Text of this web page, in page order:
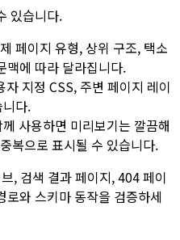
있습니다.
페이지 유형, 상위 구조, 택소
맥에 따라 달라집니다.
지정 CSS, 주변 페이지 레이
다.
사용하면 미리보기는 깔끔해
복으로 표시될 수 있습니다.
, 검색 결과 페이지,404페이
와 스키마 동작을 검증하세